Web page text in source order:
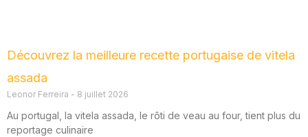
Découvrez la meilleure recette portugaise de vitela
assada
Leonor Ferreira 8 juillet 2026
Au portugal, la vitela assada, le rôti de veau au four, tient plus du
reportage culinaire